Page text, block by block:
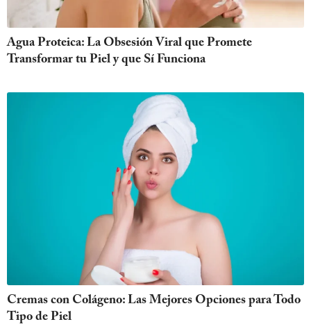
Agua Proteica: La Obsesión Viral que Promete
Transformar tu Piel y que Sí Funciona
Cremas con Colágeno: Las Mejores Opciones para Todo
Tipo de Piel